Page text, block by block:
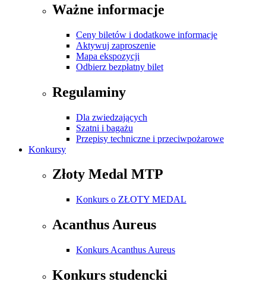
Ważne informacje
Ceny biletów i dodatkowe informacje
Aktywuj zaproszenie
Mapa ekspozycji
Odbierz bezpłatny bilet
Regulaminy
Dla zwiedzających
Szatni i bagażu
Przepisy techniczne i przeciwpożarowe
Konkursy
Złoty Medal MTP
Konkurs o ZŁOTY MEDAL
Acanthus Aureus
Konkurs Acanthus Aureus
Konkurs studencki